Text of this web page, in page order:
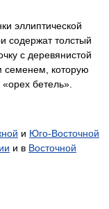
эллиптической
содержат толстый
с деревянистой
семенем, которую
бетель».
и Юго-Восточной
и в Восточной